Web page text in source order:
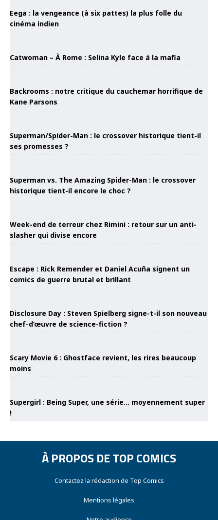
Eega : la vengeance (à six pattes) la plus folle du
cinéma indien
Catwoman – À Rome : Selina Kyle face à la mafia
Backrooms : notre critique du cauchemar horrifique de
Kane Parsons
Superman/Spider-Man : le crossover historique tient-il
ses promesses ?
Superman vs. The Amazing Spider-Man : le crossover
historique tient-il encore le choc ?
Week-end de terreur chez Rimini : retour sur un anti-
slasher qui divise encore
Escape : Rick Remender et Daniel Acuña signent un
comics de guerre brutal et brillant
Disclosure Day : Steven Spielberg signe-t-il son nouveau
chef-d’œuvre de science-fiction ?
Scary Movie 6 : Ghostface revient, les rires beaucoup
moins
Supergirl : Being Super, une série… moyennement super
!
À PROPOS DE TOP COMICS
Contactez la rédaction de Top Comics
Mentions légales